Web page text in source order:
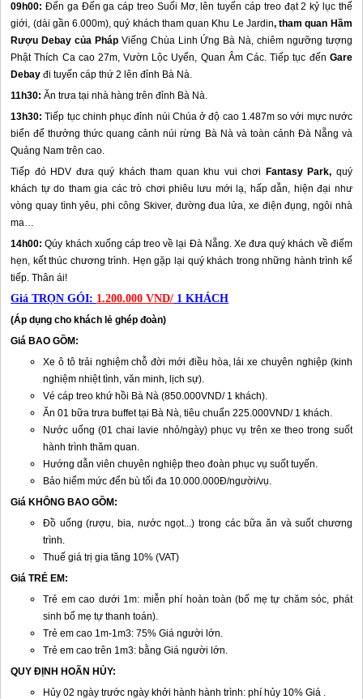
09h00: Đến ga Đến ga cáp treo Suối Mơ, lên tuyến cáp treo đạt 2 kỷ lục thế
giới, (dài gần 6.000m), quý khách tham quan Khu Le Jardin, tham quan Hầm
Rượu Debay của Pháp Viếng Chùa Linh Ứng Bà Nà, chiêm ngưỡng tượng
Phật Thích Ca cao 27m, Vườn Lộc Uyển, Quan Âm Các. Tiếp tục đến Gare
Debay đi tuyến cáp thứ 2 lên đỉnh Bà Nà.
11h30: Ăn trưa tại nhà hàng trên đỉnh Bà Nà.
13h30: Tiếp tục chinh phục đỉnh núi Chúa ở độ cao 1.487m so với mực nước
biển để thưởng thức quang cảnh núi rừng Bà Nà và toàn cảnh Đà Nẵng và
Quảng Nam trên cao.
Tiếp đó HDV đưa quý khách tham quan khu vui chơi
Fantasy Park, quý
khách tự do tham gia các trò chơi phiêu lưu mới lạ, hấp dẫn, hiện đại như
vòng quay tình yêu, phi công Skiver, đường đua lửa, xe điện đụng, ngôi nhà
ma…
14h00: Qúy khách xuống cáp treo về lại Đà Nẵng. Xe đưa quý khách về điểm
hẹn, kết thúc chương trình. Hẹn gặp lại quý khách trong những hành trình kế
tiếp. Thân ái!
Giá TRỌN GÓI: 1.200.000 VND/ 1 KHÁCH
(Áp dụng cho khách lẻ ghép đoàn)
Giá BAO GỒM:
Xe ô tô trải nghiệm chỗ đời mới điều hòa, lái xe chuyên nghiệp (kinh
nghiệm nhiệt tình, văn minh, lịch sự).
Vé cáp treo khứ hồi Bà Nà (850.000VND/ 1 khách).
Ăn 01 bữa trưa buffet tại Bà Nà, tiêu chuẩn 225.000VND/ 1 khách.
Nước uống (01 chai lavie nhỏ/ngày) phục vụ trên xe theo trong suốt
hành trình thăm quan.
Hướng dẫn viên chuyên nghiệp theo đoàn phục vụ suốt tuyến.
Bảo hiểm mức đển bù tối đa 10.000.000Đ/người/vụ.
Giá KHÔNG BAO GỒM:
Đồ uống (rượu, bia, nước ngọt...) trong các bữa ăn và suốt chương
trình.
Thuế giá trị gia tăng 10% (VAT)
Giá TRẺ EM:
Trẻ em cao dưới 1m: miễn phí hoàn toàn (bố mẹ tự chăm sóc, phát
sinh bố mẹ tự thanh toán).
Trẻ em cao 1m-1m3: 75% Giá người lớn.
Trẻ em cao trên 1m3: bằng Giá người lớn.
QUY ĐỊNH HOÃN HỦY:
Hủy 02 ngày trước ngày khởi hành hành trình: phí hủy 10% Giá .